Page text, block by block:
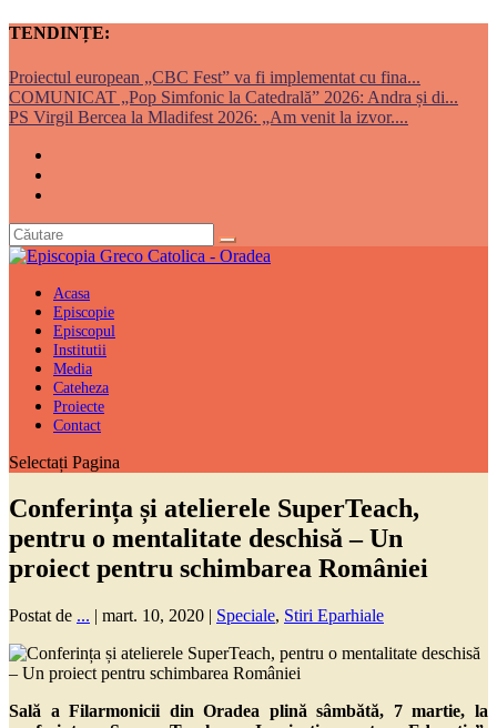
TENDINȚE:
Proiectul european „CBC Fest” va fi implementat cu fina...
COMUNICAT „Pop Simfonic la Catedrală” 2026: Andra și di...
PS Virgil Bercea la Mladifest 2026: „Am venit la izvor....
Acasa
Episcopie
Episcopul
Institutii
Media
Cateheza
Proiecte
Contact
Selectați Pagina
Conferința și atelierele SuperTeach,
pentru o mentalitate deschisă – Un
proiect pentru schimbarea României
Postat de ... | mart. 10, 2020 | Speciale, Stiri Eparhiale
Sală a Filarmonicii din Oradea plină sâmbătă, 7 martie, la